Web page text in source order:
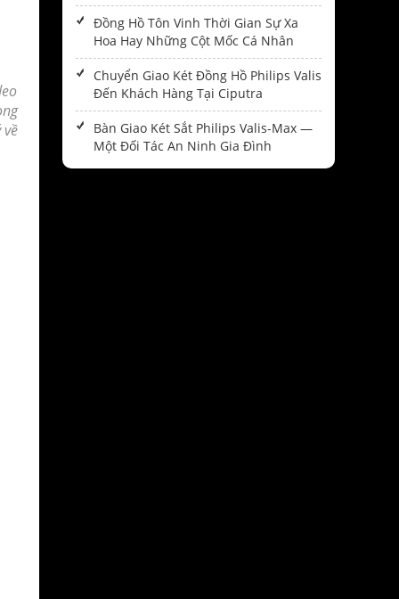
Đồng Hồ Tôn Vinh Thời Gian Sự Xa
Hoa Hay Những Cột Mốc Cá Nhân
Chuyển Giao Két Đồng Hồ Philips Valis
Đến Khách Hàng Tại Ciputra
Bàn Giao Két Sắt Philips Valis-Max —
Một Đối Tác An Ninh Gia Đình